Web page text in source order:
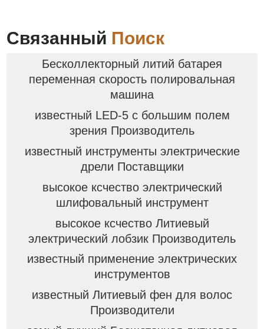
Связанный Поиск
Бесколлекторный литий батарея
переменная скорость полировальная
машина
известный LED-5 с большим полем
зрения Производитель
известный инструменты электрические
дрели Поставщики
высокое ксчество электрический
шлифовальный инструмент
высокое ксчество Литиевый
электрический лобзик Производитель
известный применение электрических
инструментов
известный Литиевый фен для волос
Производители